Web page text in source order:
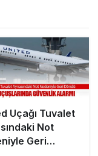
Uçağı Tuvalet
Not
Geri